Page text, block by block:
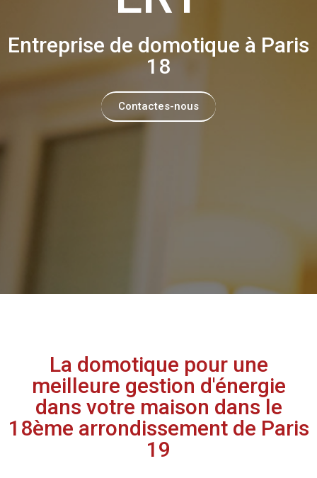
Entreprise de domotique à Paris
18
Contactes-nous
La domotique pour une
meilleure gestion d'énergie
dans votre maison dans le
18ème arrondissement de Paris
19